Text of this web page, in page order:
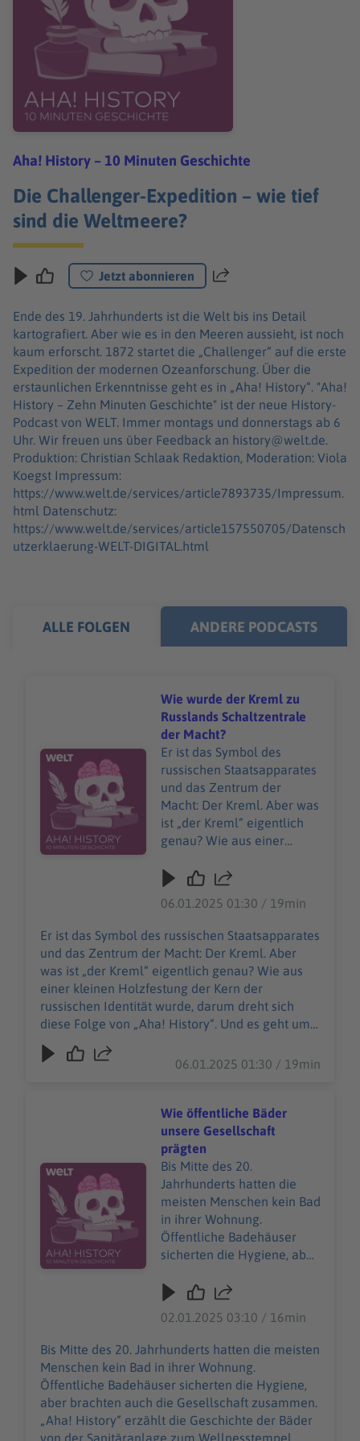
Aha! History – 10 Minuten Geschichte
Die Challenger-Expedition – wie tief
sind die Weltmeere?
Jetzt abonnieren Teilen
Ende des 19. Jahrhunderts ist die Welt bis ins Detail
kartografiert. Aber wie es in den Meeren aussieht, ist noch
kaum erforscht. 1872 startet die „Challenger“ auf die erste
Expedition der modernen Ozeanforschung. Über die
erstaunlichen Erkenntnisse geht es in „Aha! History“. "Aha!
History – Zehn Minuten Geschichte" ist der neue History-
Podcast von WELT. Immer montags und donnerstags ab 6
Uhr. Wir freuen uns über Feedback an history@welt.de.
Produktion: Christian Schlaak Redaktion, Moderation: Viola
Koegst Impressum:
https://www.welt.de/services/article7893735/Impressum.
html Datenschutz:
https://www.welt.de/services/article157550705/Datensch
utzerklaerung-WELT-DIGITAL.html
ALLE FOLGEN ANDERE PODCASTS
Audiotitel - Wie wurde der Kreml zu Russlands
Wie wurde der Kreml zu
Russlands Schaltzentrale
der Macht?
Er ist das Symbol des
russischen Staatsapparates
und das Zentrum der
Macht: Der Kreml. Aber was
ist „der Kreml“ eigentlich
genau? Wie aus einer
Kern der russischen
dreht sich diese Folge von
„Aha! History“. Und es geht
um einen teuren
Modeklassiker, den man
nicht einfach kaufen kann:
Die Birkin Bag. "Aha! History
– Zehn Minuten Geschichte"
ist der neue History-
montags und donnerstags
über Feedback an
history@welt.de.
Produktion: Marvin Schwarz
Host/Redaktion: Wim Orth
Redaktion: Imke Rabiega
Impressum:
https://www.welt.de/servic
es/article7893735/Impress
um.html Datenschutz:
https://www.welt.de/servic
es/article157550705/Daten
schutzerklaerung-WELT-
DIGITAL.html
06.01.2025 01:30 / 19min
Er ist das Symbol des russischen Staatsapparates
und das Zentrum der Macht: Der Kreml. Aber
was ist „der Kreml“ eigentlich genau? Wie aus
einer kleinen Holzfestung der Kern der
russischen Identität wurde, darum dreht sich
diese Folge von „Aha! History“. Und es geht um
einen teuren Modeklassiker, den man nicht
einfach kaufen kann: Die Birkin Bag. "Aha!
donnerstags ab 6 Uhr. Wir freuen uns über
Feedback an history@welt.de. Produktion:
Marvin Schwarz Host/Redaktion: Wim Orth
Redaktion: Imke Rabiega Impressum:
https://www.welt.de/services/article7893735/Im
pressum.html Datenschutz:
https://www.welt.de/services/article157550705/
Datenschutzerklaerung-WELT-DIGITAL.html
06.01.2025 01:30 / 19min
Audiotitel - Wie öffentliche Bäder unsere Gesellschaft
Wie öffentliche Bäder
unsere Gesellschaft
prägten
Bis Mitte des 20.
Jahrhunderts hatten die
meisten Menschen kein Bad
in ihrer Wohnung.
Öffentliche Badehäuser
sicherten die Hygiene, aber
Gesellschaft zusammen.
Geschichte der Bäder von
der Sanitäranlage zum
Wellnesstempel. "Aha!
History – Zehn Minuten
Geschichte" ist der neue
History-Podcast von WELT.
Immer montags und
02.01.2025 03:10 / 16min
Bis Mitte des 20. Jahrhunderts hatten die meisten
Menschen kein Bad in ihrer Wohnung.
Öffentliche Badehäuser sicherten die Hygiene,
aber brachten auch die Gesellschaft zusammen.
„Aha! History“ erzählt die Geschichte der Bäder
von der Sanitäranlage zum Wellnesstempel.